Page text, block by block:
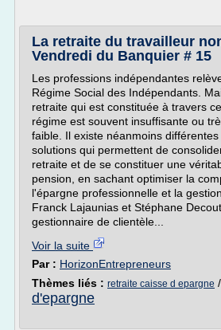
La retraite du travailleur
Vendredi du Banquier # 15
Les professions indépendantes
Régime Social des Indépendants.
retraite qui est constituée à travers ce
régime est souvent insuffisante ou
faible. Il existe néanmoins différentes
solutions qui permettent de
retraite et de se constituer une
pension, en sachant optimiser la
l'épargne professionnelle et la
Franck Lajaunias et Stéphane
gestionnaire de clientèle...
Voir la suite
Par : HorizonEntrepreneurs
Thèmes liés : retraite caisse d epargne /
d'epargne